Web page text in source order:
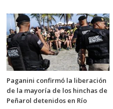
Paganini confirmó la liberación
de la mayoría de los hinchas de
Peñarol detenidos en Río